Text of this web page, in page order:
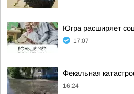
Югра расширяет
17:07
Фекальная
16:24